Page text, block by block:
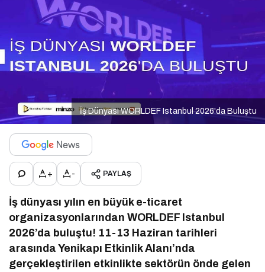
İş Dünyası WORLDEF Istanbul 2026'da Buluştu
+ - PAYLAŞ
İş dünyası yılın en büyük e-ticaret
organizasyonlarından WORLDEF Istanbul
2026’da buluştu! 11-13 Haziran tarihleri
arasında Yenikapı Etkinlik Alanı’nda
gerçekleştirilen etkinlikte sektörün önde gelen